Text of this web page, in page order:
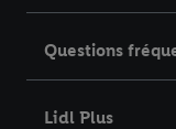
Questions
Lidl Plus